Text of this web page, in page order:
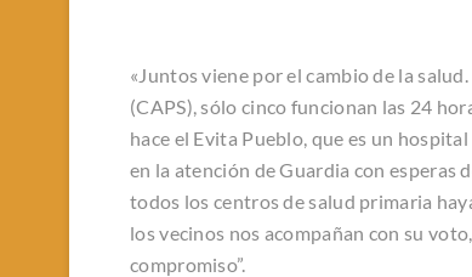
«Juntos viene por el cambio de la
(CAPS), sólo cinco funcionan las 24
hace el Evita Pueblo, que es un
en la atención de Guardia con esperas
todos los centros de salud primaria
los vecinos nos acompañan con su
compromiso”.